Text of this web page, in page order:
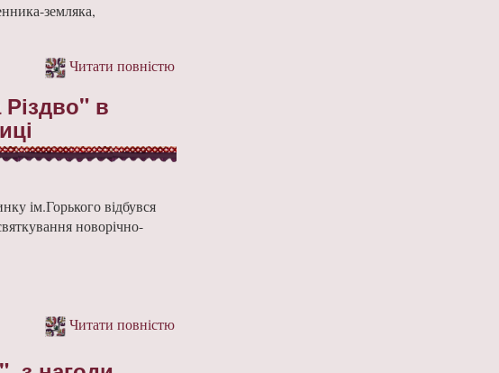
земляка,
Читати повністю
в
ім.Горького відбувся
новорічно-
Читати повністю